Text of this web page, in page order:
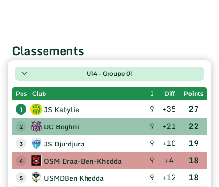
Classements
U14 - Groupe 01
Pos Club J Diff Points
1 JS Kabylie 9 +35 27
2 DC Boghni 9 +21 22
3 JS Djurdjura 9 +10 19
4 OSM Draa-Ben-Khedda 9 +4 18
5 USMDBen Khedda 9 +12 18